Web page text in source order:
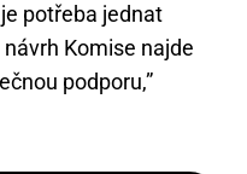
potřeba jednat
Komise najde
podporu,”